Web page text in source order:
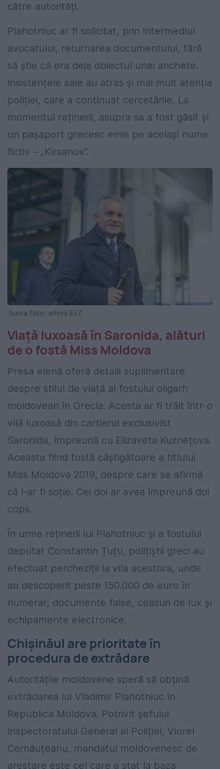
către autorități.
Plahotniuc ar fi solicitat, prin intermediul
avocatului, returnarea documentului, fără
să știe că era deja obiectul unei anchete.
Insistențele sale au atras și mai mult atenția
poliției, care a continuat cercetările. La
momentul reținerii, asupra sa a fost găsit și
un pașaport grecesc emis pe același nume
fictiv – „Kirsanov”.
Sursa foto: arhiva EvZ
Viață luxoasă în Saronida, alături
de o fostă Miss Moldova
Presa elenă oferă detalii suplimentare
despre stilul de viață al fostului oligarh
moldovean în Grecia. Acesta ar fi trăit într-o
vilă luxoasă din cartierul exclusivist
Saronida, împreună cu Elizaveta Kuznețova.
Aceasta fiind fostă câștigătoare a titlului
Miss Moldova 2019, despre care se afirmă
că i-ar fi soție. Cei doi ar avea împreună doi
copii.
În urma reținerii lui Plahotniuc și a fostului
deputat Constantin Țuțu, polițiștii greci au
efectuat percheziții la vila acestora, unde
au descoperit peste 150.000 de euro în
numerar, documente false, ceasuri de lux și
echipamente electronice.
Chișinăul are prioritate în
procedura de extrădare
Autoritățile moldovene speră să obțină
extrădarea lui Vladimir Plahotniuc în
Republica Moldova. Potrivit șefului
Inspectoratului General al Poliției, Viorel
Cernăuțeanu, mandatul moldovenesc de
arestare este cel care a stat la baza